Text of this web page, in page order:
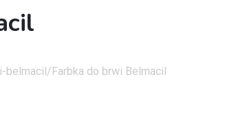
belmacil/Farbka do brwi Belmacil